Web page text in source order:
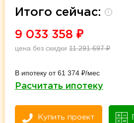
Итого сейчас: i
9 033 358 ₽
цена без скидки 11 291 697₽
В ипотеку от 61 374 ₽/мес
Расчитать ипотеку
Купить проект